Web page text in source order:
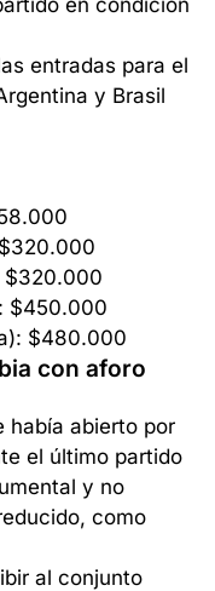
en condición
entradas para el
y Brasil
$320.000
$450.000
$480.000
con aforo
había abierto por
el último partido
y no
como
al conjunto